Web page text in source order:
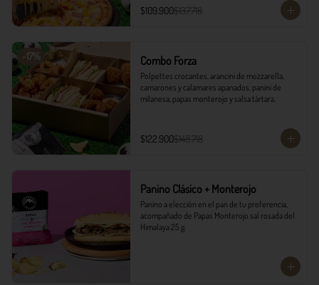
$109.900$137.718
-17% Combo Forza
Polpettes crocantes, arancini de mozzarella,
camarones y calamares apanados, panini de
milanesa, papas monterojo y salsa tártara.
$122.900$148.718
Panino Clásico + Monterojo
Panino a elección en el pan de tu preferencia,
acompañado de Papas Monterojo sal rosada del
Himalaya 25 g.